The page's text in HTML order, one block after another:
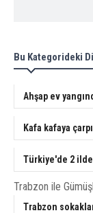
Bu Kategorideki
Ahşap ev
Kafa kafaya
Türkiye'de 2
Trabzon ile
Trabzon